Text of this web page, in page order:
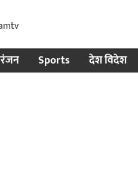
Sports देश विदेश